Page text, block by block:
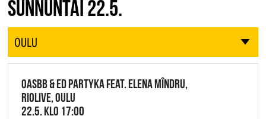
JAZZ FINLAND LIVE
SUNNUNTAI 22.5.
OULU
OASBB & ED PARTYKA FEAT. ELENA MÎNDRU,
RIOLIVE, OULU
22.5. KLO 17:00